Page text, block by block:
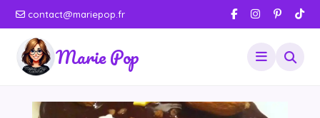
contact@mariepop.fr
Marie Pop